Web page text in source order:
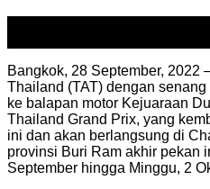
Bangkok, 28 September, 2022
Thailand (TAT) dengan
ke balapan motor Kejuaraan
Thailand Grand Prix, yang
ini dan akan berlangsung di
provinsi Buri Ram akhir pekan
September hingga Minggu, 2